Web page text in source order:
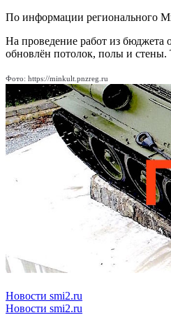
По информации регионального
На проведение работ из бюджета
обновлён потолок, полы и
Фото: https://minkult.pnzreg.ru
Новости smi2.ru
Новости smi2.ru